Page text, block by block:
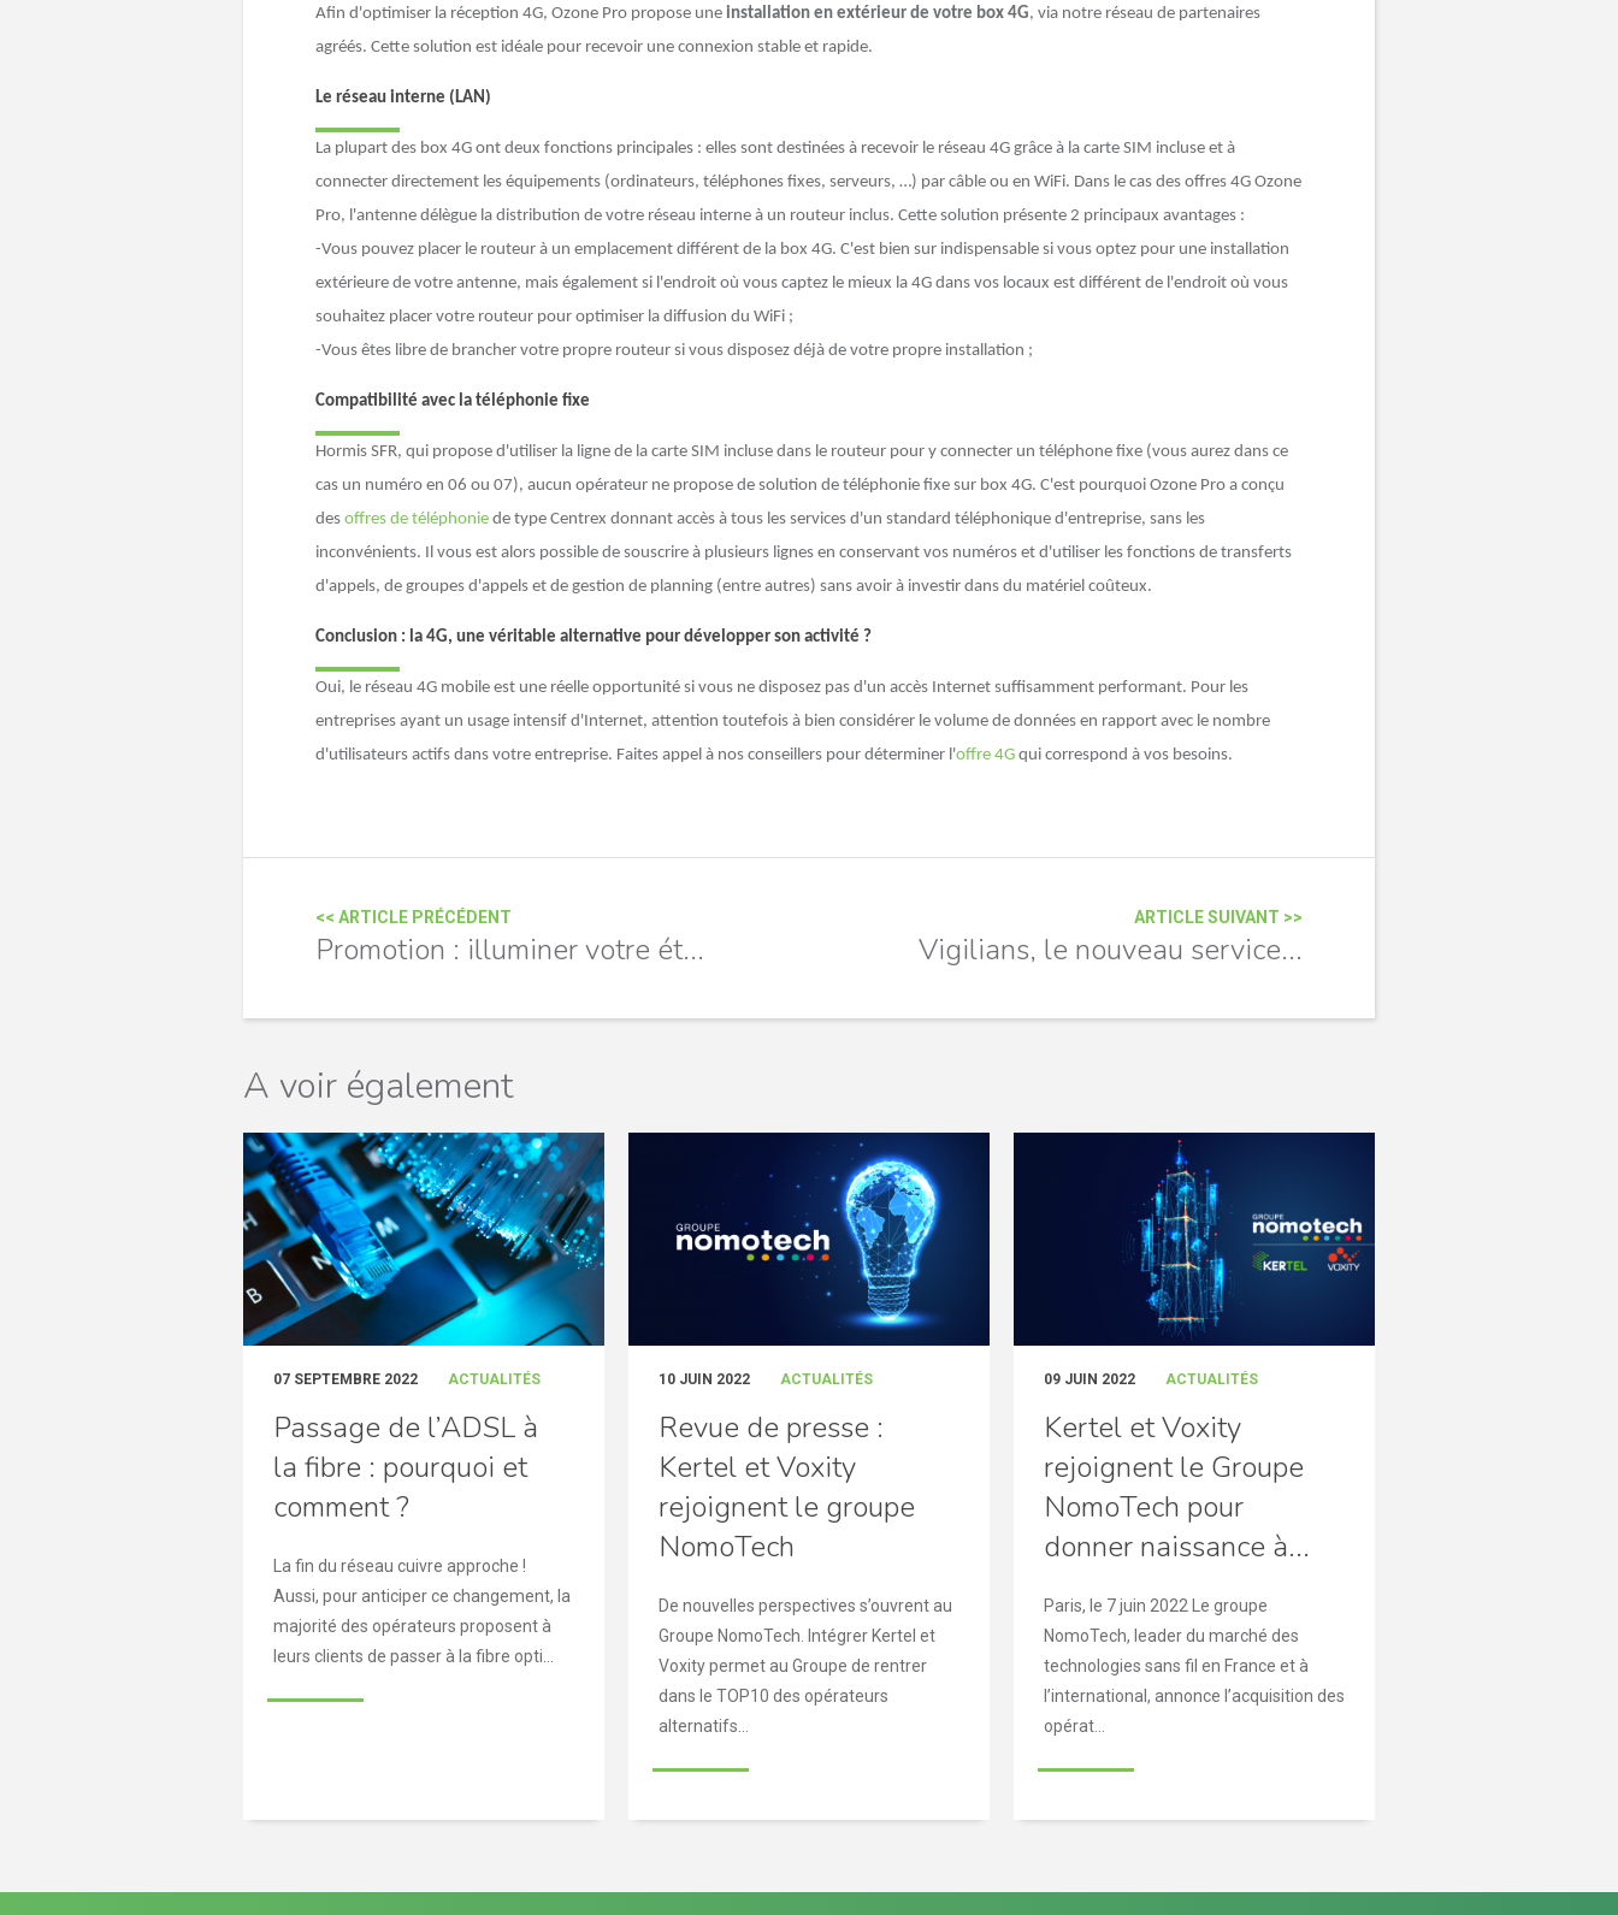
Afin d'optimiser la réception 4G, Ozone Pro propose uneinstallation en extérieur de votre box 4G, via notre réseau de partenaires
agréés. Cette solution est idéale pour recevoir une connexion stable et rapide.
Le réseau interne (LAN)
La plupart des box 4G ont deux fonctions principales : elles sont destinées à recevoir le réseau 4G grâce à la carte SIM incluse et à
connecter directement les équipements (ordinateurs, téléphones fixes, serveurs, …) par câble ou en WiFi. Dans le cas des offres 4G Ozone
Pro, l'antenne délègue la distribution de votre réseau interne à un routeur inclus. Cette solution présente 2 principaux avantages :
-Vous pouvez placer le routeur à un emplacement différent de la box 4G. C'est bien sur indispensable si vous optez pour une installation
extérieure de votre antenne, mais également si l'endroit où vous captez le mieux la 4G dans vos locaux est différent de l'endroit où vous
souhaitez placer votre routeur pour optimiser la diffusion du WiFi ;
-Vous êtes libre de brancher votre propre routeur si vous disposez déjà de votre propre installation ;
Compatibilité avec la téléphonie fixe
Hormis SFR, qui propose d'utiliser la ligne de la carte SIM incluse dans le routeur pour y connecter un téléphone fixe (vous aurez dans ce
cas un numéro en 06 ou 07), aucun opérateur ne propose de solution de téléphonie fixe sur box 4G. C'est pourquoi Ozone Pro a conçu
des offres de téléphonie de type Centrex donnant accès à tous les services d'un standard téléphonique d'entreprise, sans les
inconvénients. Il vous est alors possible de souscrire à plusieurs lignes en conservant vos numéros et d'utiliser les fonctions de transferts
d'appels, de groupes d'appels et de gestion de planning (entre autres) sans avoir à investir dans du matériel coûteux.
Conclusion : la 4G, une véritable alternative pour développer son activité ?
Oui, le réseau 4G mobile est une réelle opportunité si vous ne disposez pas d'un accès Internet suffisamment performant. Pour les
entreprises ayant un usage intensif d'Internet, attention toutefois à bien considérer le volume de données en rapport avec le nombre
d'utilisateurs actifs dans votre entreprise. Faites appel à nos conseillers pour déterminer l'offre 4G qui correspond à vos besoins.
<< ARTICLE PRÉCÉDENT
Promotion : illuminer votre ét...
ARTICLE SUIVANT >>
Vigilians, le nouveau service...
A voir également
07 SEPTEMBRE 2022 ACTUALITÉS
Passage de l’ADSL à
la fibre : pourquoi et
comment ?
La fin du réseau cuivre approche !
Aussi, pour anticiper ce changement, la
majorité des opérateurs proposent à
leurs clients de passer à la fibre opti...
10 JUIN 2022 ACTUALITÉS
Revue de presse :
Kertel et Voxity
rejoignent le groupe
NomoTech
De nouvelles perspectives s’ouvrent au
Groupe NomoTech. Intégrer Kertel et
Voxity permet au Groupe de rentrer
dans le TOP10 des opérateurs
alternatifs...
09 JUIN 2022 ACTUALITÉS
Kertel et Voxity
rejoignent le Groupe
NomoTech pour
donner naissance à...
Paris, le 7 juin 2022 Le groupe
NomoTech, leader du marché des
technologies sans fil en France et à
l’international, annonce l’acquisition des
opérat...